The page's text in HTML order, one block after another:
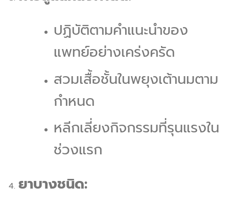
ปฏิบัติตามคำแนะนำของ
แพทย์อย่างเคร่งครัด
สวมเสื้อชั้นในพยุงเต้านมตาม
กำหนด
หลีกเลี่ยงกิจกรรมที่รุนแรงใน
ช่วงแรก
ยาบางชนิด: